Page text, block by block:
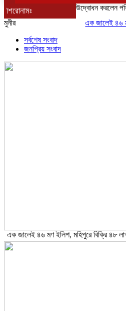
শিরোনামঃ
এক জালেই ৪৬ মণ
উদ্বোধন করলেন
মুনীর
সর্বশেষ সংবাদ
জনপ্রিয় সংবাদ
এক জালেই ৪৬ মণ ইলিশ, মহিপুরে বিক্রি ৪৮